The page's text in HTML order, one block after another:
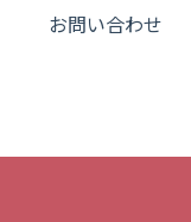
お問い合わせ